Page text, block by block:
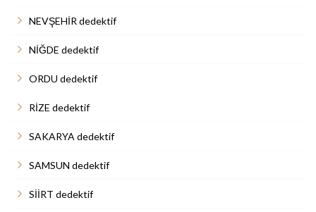
NEVŞEHİR dedektif
NİĞDE dedektif
ORDU dedektif
RİZE dedektif
SAKARYA dedektif
SAMSUN dedektif
SİİRT dedektif